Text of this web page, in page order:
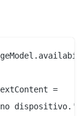
=
dispositivo.';